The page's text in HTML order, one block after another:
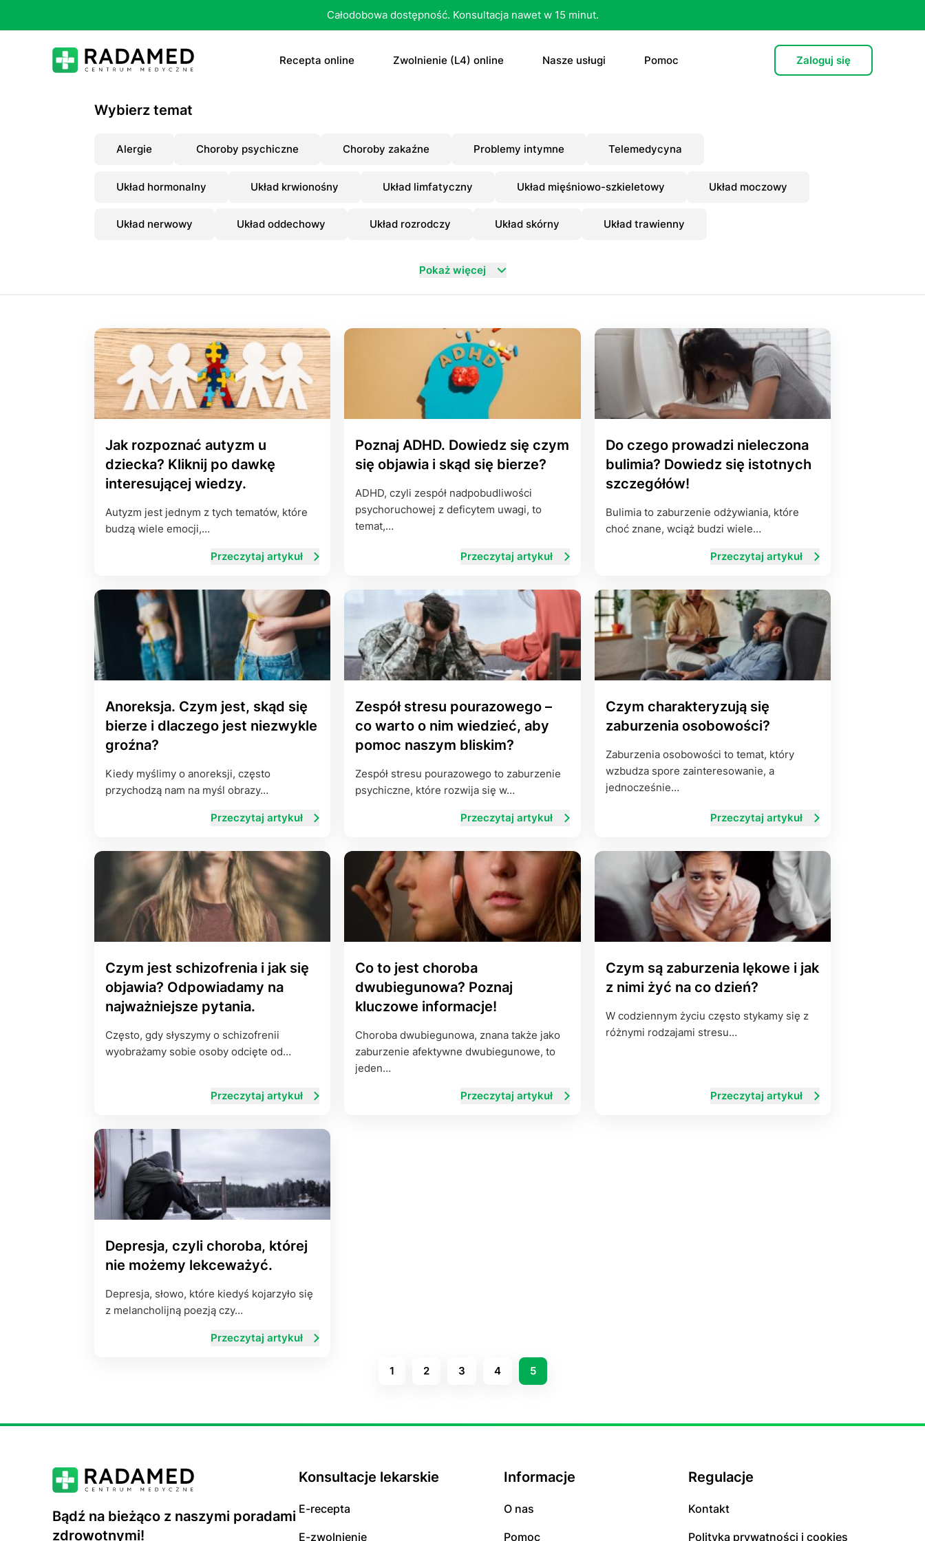
Całodobowa dostępność. Konsultacja nawet w 15 minut.
Recepta online Zwolnienie (L4) online Nasze usługi
Leczenie otyłości
Ubezpieczenie na życie
Pomoc Zaloguj się
Wybierz temat
Alergie Choroby psychiczne Choroby zakaźne Problemy intymne Telemedycyna
Układ hormonalny Układ krwionośny Układ limfatyczny Układ mięśniowo-szkieletowy Układ moczowy
Układ nerwowy Układ oddechowy Układ rozrodczy Układ skórny Układ trawienny
Pokaż więcej
Jak rozpoznać autyzm u
dziecka? Kliknij po dawkę
interesującej wiedzy.
Autyzm jest jednym z tych tematów, które
budzą wiele emocji,…
Przeczytaj artykuł
Poznaj ADHD. Dowiedz się czym
się objawia i skąd się bierze?
ADHD, czyli zespół nadpobudliwości
psychoruchowej z deficytem uwagi, to
temat,…
Przeczytaj artykuł
Do czego prowadzi nieleczona
bulimia? Dowiedz się istotnych
szczegółów!
Bulimia to zaburzenie odżywiania, które
choć znane, wciąż budzi wiele…
Przeczytaj artykuł
Anoreksja. Czym jest, skąd się
bierze i dlaczego jest niezwykle
groźna?
Kiedy myślimy o anoreksji, często
przychodzą nam na myśl obrazy…
Przeczytaj artykuł
Zespół stresu pourazowego –
co warto o nim wiedzieć, aby
pomoc naszym bliskim?
Zespół stresu pourazowego to zaburzenie
psychiczne, które rozwija się w…
Przeczytaj artykuł
Czym charakteryzują się
zaburzenia osobowości?
Zaburzenia osobowości to temat, który
wzbudza spore zainteresowanie, a
jednocześnie…
Przeczytaj artykuł
Czym jest schizofrenia i jak się
objawia? Odpowiadamy na
najważniejsze pytania.
Często, gdy słyszymy o schizofrenii
wyobrażamy sobie osoby odcięte od…
Przeczytaj artykuł
Co to jest choroba
dwubiegunowa? Poznaj
kluczowe informacje!
Choroba dwubiegunowa, znana także jako
zaburzenie afektywne dwubiegunowe, to
jeden…
Przeczytaj artykuł
Czym są zaburzenia lękowe i jak
z nimi żyć na co dzień?
W codziennym życiu często stykamy się z
różnymi rodzajami stresu…
Przeczytaj artykuł
Depresja, czyli choroba, której
nie możemy lekceważyć.
Depresja, słowo, które kiedyś kojarzyło się
z melancholijną poezją czy…
Przeczytaj artykuł
1 2 3 4 5
Bądź na bieżąco z naszymi poradami
zdrowotnymi!
Konsultacje lekarskie
E-recepta
E-zwolnienie
Informacje
O nas
Pomoc
Regulacje
Kontakt
Polityka prywatności i cookies